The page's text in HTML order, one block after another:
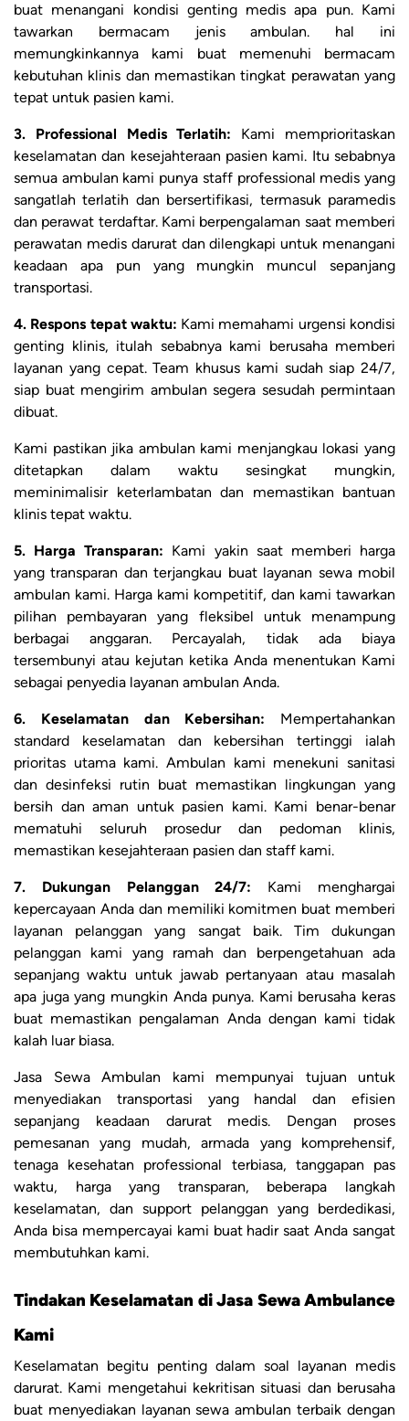
buat menangani kondisi genting medis apa pun. Kami
tawarkan bermacam jenis ambulan. hal ini
memungkinkannya kami buat memenuhi bermacam
kebutuhan klinis dan memastikan tingkat perawatan yang
tepat untuk pasien kami.
3. Professional Medis Terlatih: Kami memprioritaskan
keselamatan dan kesejahteraan pasien kami. Itu sebabnya
semua ambulan kami punya staff professional medis yang
sangatlah terlatih dan bersertifikasi, termasuk paramedis
dan perawat terdaftar. Kami berpengalaman saat memberi
perawatan medis darurat dan dilengkapi untuk menangani
keadaan apa pun yang mungkin muncul sepanjang
transportasi.
4. Respons tepat waktu: Kami memahami urgensi kondisi
genting klinis, itulah sebabnya kami berusaha memberi
layanan yang cepat. Team khusus kami sudah siap 24/7,
siap buat mengirim ambulan segera sesudah permintaan
dibuat.
Kami pastikan jika ambulan kami menjangkau lokasi yang
ditetapkan dalam waktu sesingkat mungkin,
meminimalisir keterlambatan dan memastikan bantuan
klinis tepat waktu.
5. Harga Transparan: Kami yakin saat memberi harga
yang transparan dan terjangkau buat layanan sewa mobil
ambulan kami. Harga kami kompetitif, dan kami tawarkan
pilihan pembayaran yang fleksibel untuk menampung
berbagai anggaran. Percayalah, tidak ada biaya
tersembunyi atau kejutan ketika Anda menentukan Kami
sebagai penyedia layanan ambulan Anda.
6. Keselamatan dan Kebersihan: Mempertahankan
standard keselamatan dan kebersihan tertinggi ialah
prioritas utama kami. Ambulan kami menekuni sanitasi
dan desinfeksi rutin buat memastikan lingkungan yang
bersih dan aman untuk pasien kami. Kami benar-benar
mematuhi seluruh prosedur dan pedoman klinis,
memastikan kesejahteraan pasien dan staff kami.
7. Dukungan Pelanggan 24/7: Kami menghargai
kepercayaan Anda dan memiliki komitmen buat memberi
layanan pelanggan yang sangat baik. Tim dukungan
pelanggan kami yang ramah dan berpengetahuan ada
sepanjang waktu untuk jawab pertanyaan atau masalah
apa juga yang mungkin Anda punya. Kami berusaha keras
buat memastikan pengalaman Anda dengan kami tidak
kalah luar biasa.
Jasa Sewa Ambulan kami mempunyai tujuan untuk
menyediakan transportasi yang handal dan efisien
sepanjang keadaan darurat medis. Dengan proses
pemesanan yang mudah, armada yang komprehensif,
tenaga kesehatan professional terbiasa, tanggapan pas
waktu, harga yang transparan, beberapa langkah
keselamatan, dan support pelanggan yang berdedikasi,
Anda bisa mempercayai kami buat hadir saat Anda sangat
membutuhkan kami.
Tindakan Keselamatan di Jasa Sewa Ambulance
Kami
Keselamatan begitu penting dalam soal layanan medis
darurat. Kami mengetahui kekritisan situasi dan berusaha
buat menyediakan layanan sewa ambulan terbaik dengan